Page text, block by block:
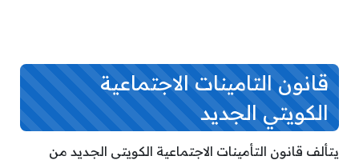
قانون التامينات الاجتماعية
الكويتي الجديد
يتألف قانون التأمينات الاجتماعية الكويتي الجديد من